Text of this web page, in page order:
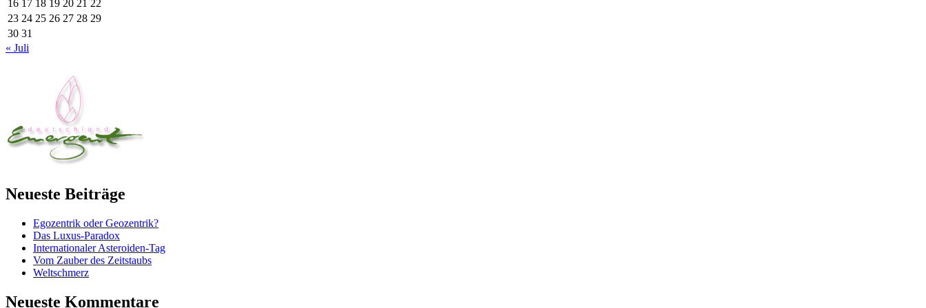
16 17 18 19 20 21 22
23 24 25 26 27 28 29
30 31
« Juli
Neueste Beiträge
Egozentrik oder Geozentrik?
Das Luxus-Paradox
Internationaler Asteroiden-Tag
Vom Zauber des Zeitstaubs
Weltschmerz
Neueste Kommentare